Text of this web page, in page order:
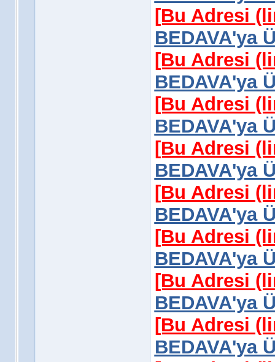
[Bu Adresi
BEDAVA'ya
[Bu Adresi
BEDAVA'ya
[Bu Adresi
BEDAVA'ya
[Bu Adresi
BEDAVA'ya
[Bu Adresi
BEDAVA'ya
[Bu Adresi
BEDAVA'ya
[Bu Adresi
BEDAVA'ya
[Bu Adresi
BEDAVA'ya